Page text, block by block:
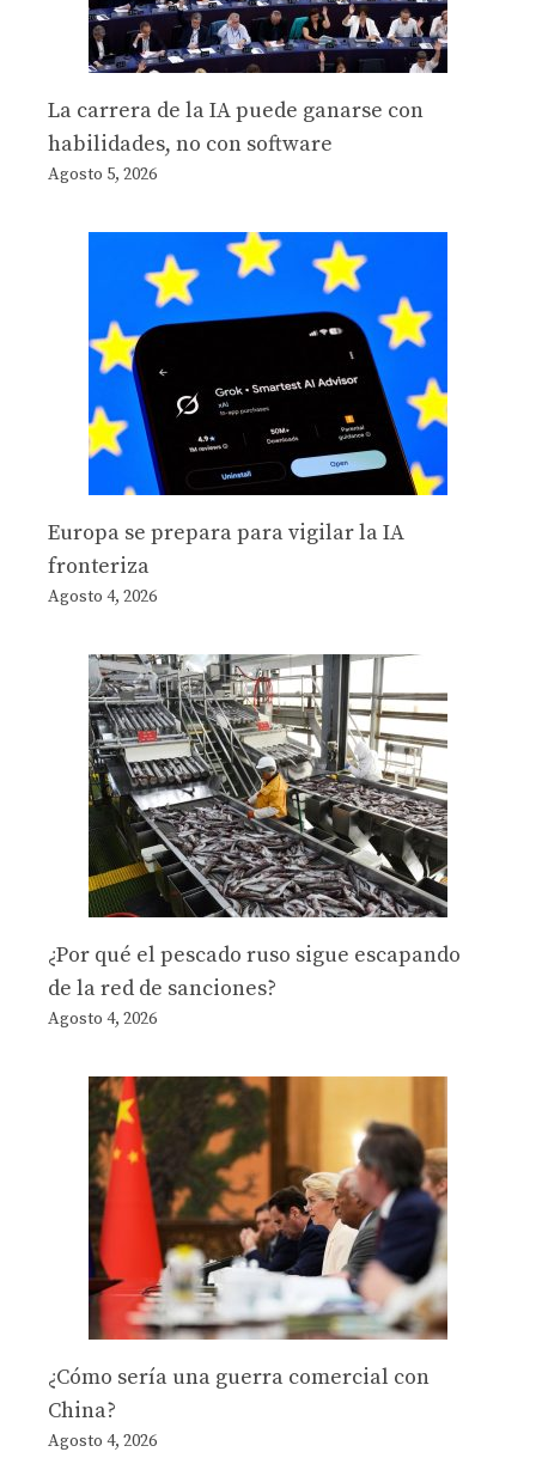
La carrera de la IA puede ganarse con
habilidades, no con software
Agosto 5, 2026
Europa se prepara para vigilar la IA
fronteriza
Agosto 4, 2026
¿Por qué el pescado ruso sigue escapando
de la red de sanciones?
Agosto 4, 2026
¿Cómo sería una guerra comercial con
China?
Agosto 4, 2026